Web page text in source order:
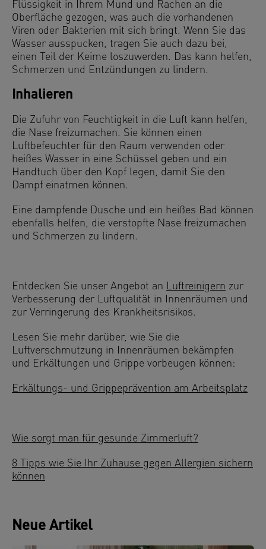
Flüssigkeit in Ihrem Mund und Rachen an die
Oberfläche gezogen, was auch die vorhandenen
Viren oder Bakterien mit sich bringt. Wenn Sie das
Wasser ausspucken, tragen Sie auch dazu bei,
einen Teil der Keime loszuwerden. Das kann helfen,
Schmerzen und Entzündungen zu lindern.
Inhalieren
Die Zufuhr von Feuchtigkeit in die Luft kann helfen,
die Nase freizumachen. Sie können einen
Luftbefeuchter für den Raum verwenden oder
heißes Wasser in eine Schüssel geben und ein
Handtuch über den Kopf legen, damit Sie den
Dampf einatmen können.
Eine dampfende Dusche und ein heißes Bad können
ebenfalls helfen, die verstopfte Nase freizumachen
und Schmerzen zu lindern.
Entdecken Sie unser Angebot an Luftreinigern zur
Verbesserung der Luftqualität in Innenräumen und
zur Verringerung des Krankheitsrisikos.
Lesen Sie mehr darüber, wie Sie die
Luftverschmutzung in Innenräumen bekämpfen
und Erkältungen und Grippe vorbeugen können:
Erkältungs- und Grippeprävention am Arbeitsplatz
Wie sorgt man für gesunde Zimmerluft?
8 Tipps wie Sie Ihr Zuhause gegen Allergien sichern
können
Neue Artikel